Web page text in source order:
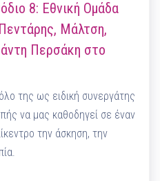
8: Εθνική Ομάδα
Μάλτση,
Περσάκη στο
της ως ειδική συνεργάτης
να μας καθοδηγεί σε έναν
την άσκηση, την